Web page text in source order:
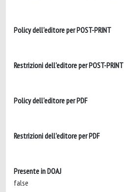
Policy dell'editore per POST-PRINT
Restrizioni dell'editore per POST-PRINT
Policy dell'editore per PDF
Restrizioni dell'editore per PDF
Presente in DOAJ